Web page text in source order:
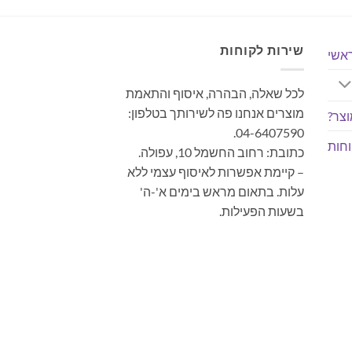
שירות לקוחות
לכל שאלה, הבהרה, איסוף והתאמת
מוצרים אנחנו פה לשירותך בטלפון:
04-6407590.
כתובת: רחוב החשמל 10, עפולה.
– קיימת אפשרות לאיסוף עצמי ללא
עלות. בתאום מראש בימים א'-ה'
בשעות הפעילות.